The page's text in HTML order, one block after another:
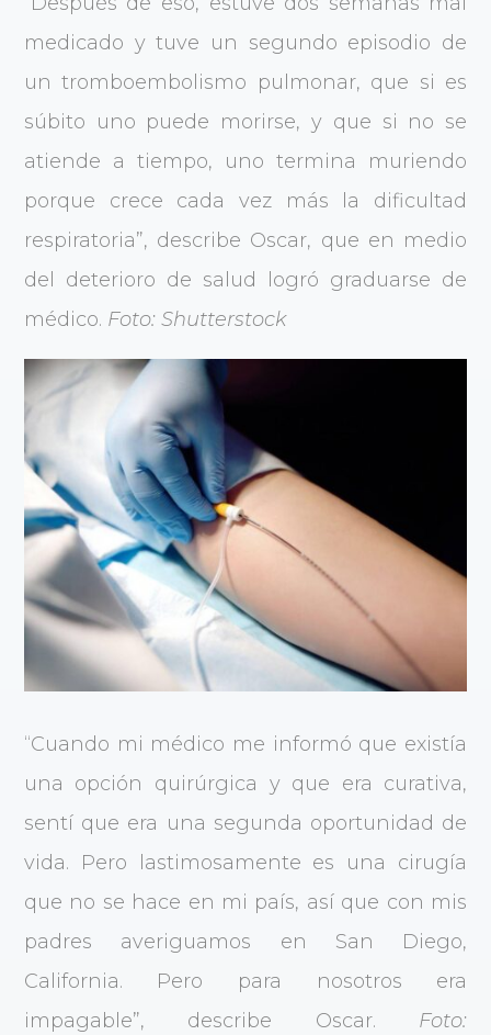
medicado y tuve un segundo episodio de
un tromboembolismo pulmonar, que si es
súbito uno puede morirse, y que si no se
atiende a tiempo, uno termina muriendo
porque crece cada vez más la dificultad
respiratoria”, describe Oscar, que en medio
del deterioro de salud logró graduarse de
médico. Foto: Shutterstock
“Cuando mi médico me informó que existía
una opción quirúrgica y que era curativa,
sentí que era una segunda oportunidad de
vida. Pero lastimosamente es una cirugía
que no se hace en mi país, así que con mis
padres averiguamos en San Diego,
California. Pero para nosotros era
impagable”, describe Oscar. Foto: